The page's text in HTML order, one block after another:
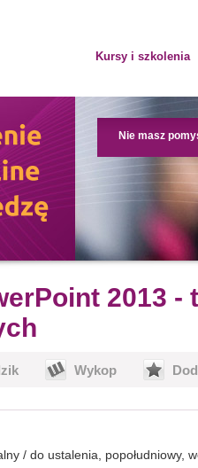
Kursy i szkolenia
Nie masz
2013 -
Wykop
/ do ustalenia, popołudniowy,